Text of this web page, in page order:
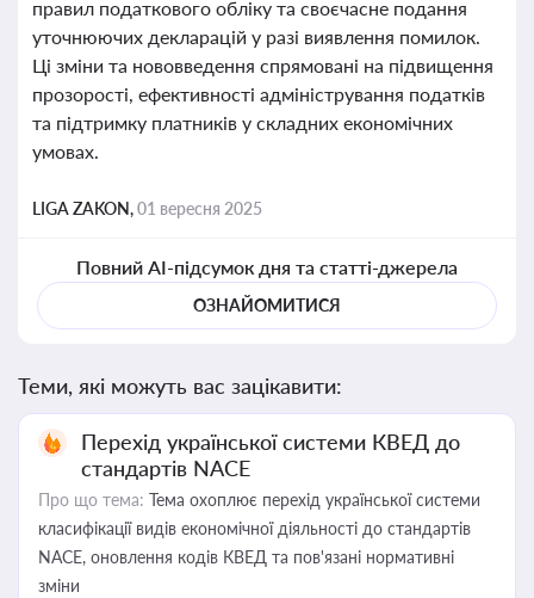
правил податкового обліку та своєчасне подання
уточнюючих декларацій у разі виявлення помилок.
Ці зміни та нововведення спрямовані на підвищення
прозорості, ефективності адміністрування податків
та підтримку платників у складних економічних
умовах.
LIGA ZAKON,01 вересня 2025
Повний AI-підсумок дня та статті-джерела
ОЗНАЙОМИТИСЯ
Теми, які можуть вас зацікавити:
Перехід української системи КВЕД до
стандартів NACE
Про що тема: Тема охоплює перехід української системи
класифікації видів економічної діяльності до стандартів
NACE, оновлення кодів КВЕД та пов'язані нормативні
зміни